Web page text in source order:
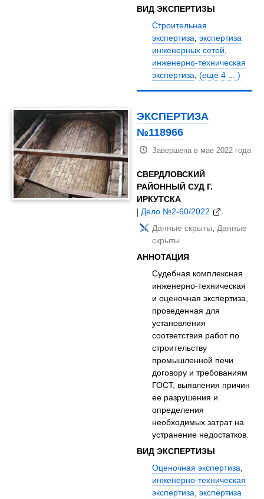
ВИД ЭКСПЕРТИЗЫ
Строительная
экспертиза,экспертиза
инженерных сетей,
инженерно-техническая
экспертиза,(еще 4 ... )
ЭКСПЕРТИЗА
№118966
Завершена в мае 2022 года
СВЕРДЛОВСКИЙ
РАЙОННЫЙ СУД Г.
ИРКУТСКА
|Дело №2-60/2022
Данные скрыты,Данные
скрыты
АННОТАЦИЯ
Судебная комплексная
инженерно-техническая
и оценочная экспертиза,
проведенная для
установления
соответствия работ по
строительству
промышленной печи
договору и требованиям
ГОСТ, выявления причин
ее разрушения и
определения
необходимых затрат на
устранение недостатков.
ВИД ЭКСПЕРТИЗЫ
Оценочная экспертиза,
инженерно-техническая
экспертиза,экспертиза